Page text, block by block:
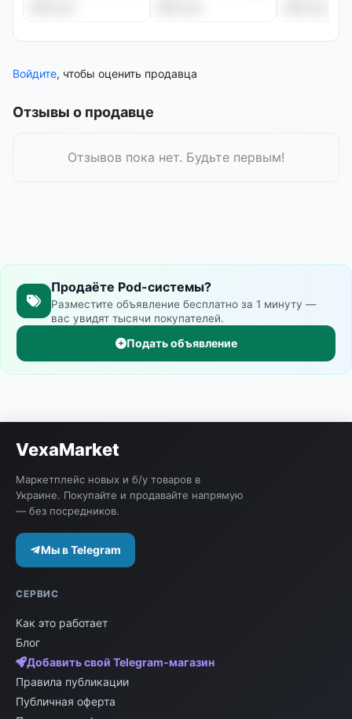
Только для
Нажмите, чтобы
подтвердить
Только для
Войдите, чтобы оценить продавца
Отзывы о продавце
Отзывов пока нет. Будьте первым!
Продаёте Pod-системы?
Разместите объявление бесплатно за 1 минуту —
вас увидят тысячи покупателей.
Подать объявление
VexaMarket
Маркетплейс новых и б/у товаров в
Украине. Покупайте и продавайте напрямую
— без посредников.
Мы в Telegram
СЕРВИС
Как это работает
Блог
Добавить свой Telegram-магазин
Правила публикации
Публичная оферта